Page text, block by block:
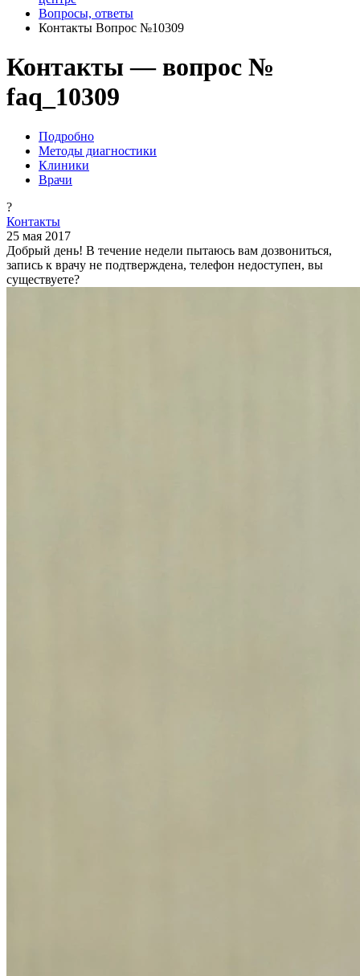
Вопросы, ответы
Контакты Вопрос №10309
Контакты — вопрос №
faq_10309
Подробно
Методы диагностики
Клиники
Врачи
?
Контакты
25 мая 2017
Добрый день! В течение недели пытаюсь вам дозвониться,
запись к врачу не подтверждена, телефон недоступен, вы
существуете?